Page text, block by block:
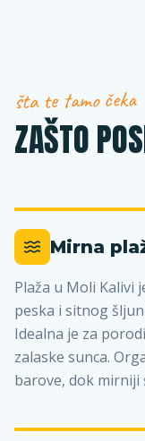
šta te tamo čeka
ZAŠTO
Mirna
Plaža u Moli Kalivi
peska i sitnog
Idealna je za
zalaske sunca.
barove, dok mirniji